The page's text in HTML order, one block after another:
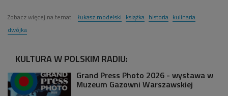
Zobacz więcej na temat: łukasz modelski książka historia kulinaria
dwójka
KULTURA W POLSKIM RADIU:
Grand Press Photo 2026 - wystawa w
Muzeum Gazowni Warszawskiej